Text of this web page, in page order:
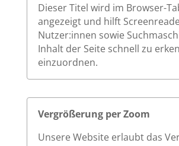
Dieser Titel wird im Browser-
angezeigt und hilft
Nutzer:innen sowie
Inhalt der Seite schnell zu
einzuordnen.
Vergrößerung per Zoom
Unsere Website erlaubt das